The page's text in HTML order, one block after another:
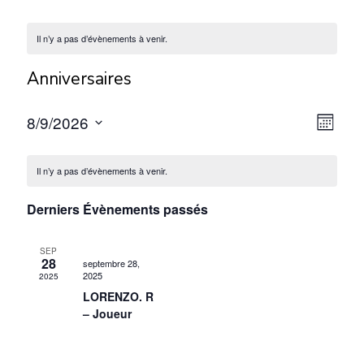
Il n’y a pas d’évènements à venir.
Anniversaires
MOIS
8/9/2026
une
Il n’y a pas d’évènements à venir.
Derniers Évènements passés
SEP
28
2025
septembre 28,
2025
LORENZO. R
– Joueur